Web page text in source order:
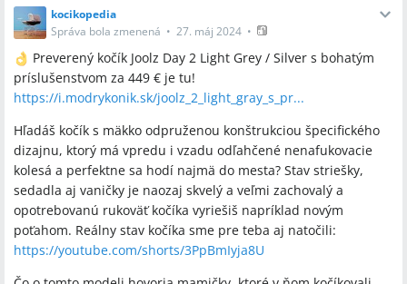
kocikopedia
Správa bola zmenená • 27. máj 2024 •
Preverený kočík Joolz Day 2 Light Grey / Silver s bohatým
príslušenstvom za 449 € je tu!
https://i.modrykonik.sk/joolz_2_light_gray_s_pr...
Hľadáš kočík s mäkko odpruženou konštrukciou špecifického
dizajnu, ktorý má vpredu i vzadu odľahčené nenafukovacie
kolesá a perfektne sa hodí najmä do mesta? Stav striešky,
sedadla aj vaničky je naozaj skvelý a veľmi zachovalý a
opotrebovanú rukoväť kočíka vyriešiš napríklad novým
poťahom. Reálny stav kočíka sme pre teba aj natočili:
https://youtube.com/shorts/3PpBmIyja8U